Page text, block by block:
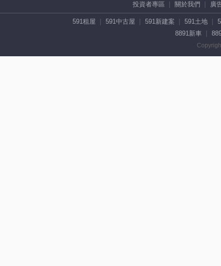
投資者專區 關於我們 廣
591租屋 591中古屋 591新建案 591土地
8891新車